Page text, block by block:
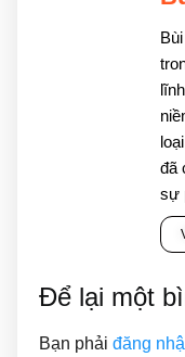
đã
sự
Để lại một
Bạn phải đăng